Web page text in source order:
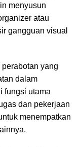
menyusun
atau
gangguan visual
yang
dalam
fungsi utama
dan pekerjaan
menempatkan